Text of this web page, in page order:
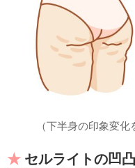
（下半身の印象変化
セルライトの凹